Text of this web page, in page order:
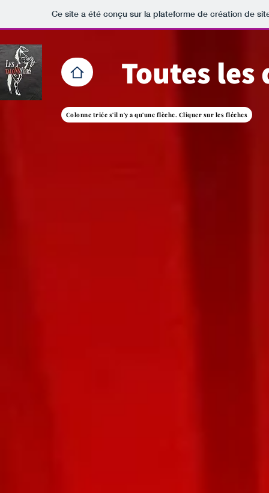
Ce site a été conçu sur la plateforme de création de
Toutes
Colonne triée s'il n'y a qu'une flèche. Cliquer sur les fléches